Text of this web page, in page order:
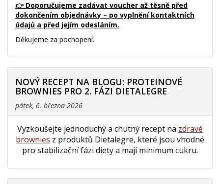
👉 Doporučujeme zadávat voucher až těsně před
dokončením objednávky – po vyplnění kontaktních
údajů a před jejím odesláním.
Děkujeme za pochopení.
NOVÝ RECEPT NA BLOGU: PROTEINOVÉ
BROWNIES PRO 2. FÁZI DIETALEGRE
pátek, 6. března 2026
Vyzkoušejte jednoduchý a chutný recept na zdravé
brownies z produktů Dietalegre, které jsou vhodné
pro stabilizační fázi diety a mají minimum cukru.